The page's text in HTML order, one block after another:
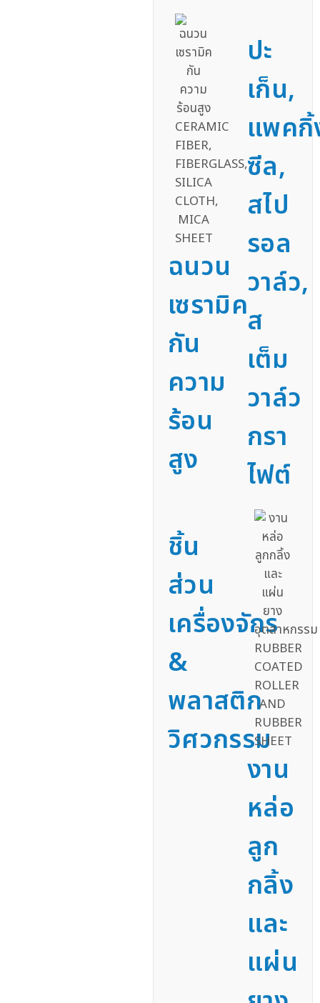
ฉนวน
เซรามิค
กัน
ความ
ร้อน
สูง
ปะ
เก็น,
แพคกิ้
ซีล,
สไป
รอล
วาล์ว,
ส
เต็ม
วาล์ว
กรา
ไฟต์
ชิ้น
ส่วน
เครื่องจักร
&
พลาสติก
วิศวกรรม
งาน
หล่อ
ลูก
กลิ้ง
และ
แผ่น